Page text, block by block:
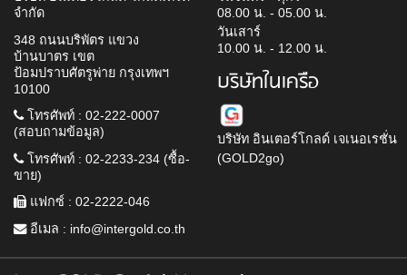
จำกัด
348 ถนนบริพัตร แขวง
บ้านบาตร เขต
ป้อมปราบศัตรูพ่าย กรุงเทพฯ
10100
โทรศัพท์ : 02-222-0007
(สอบถามข้อมูล)
โทรศัพท์ : 02-2233-234 (ซื้อ-
ขาย)
แฟกซ์ : 02-2222-046
อีเมล : info@intergold.co.th
08.00 น. - 05.00 น.
วันเสาร์
10.00 น. - 12.00 น.
บริษัทในเครือ
บริษัท อินเตอร์โกลด์ เจเนอเรชั่น
(GOLD2go)